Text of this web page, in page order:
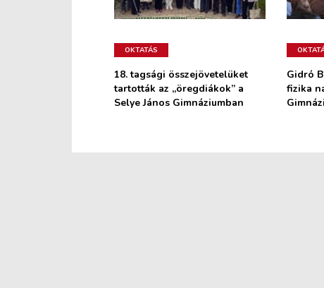
OKTATÁS
18. tagsági összejövetelüket
tartották az „öregdiákok” a
Selye János Gimnáziumban
Gidró
fizika